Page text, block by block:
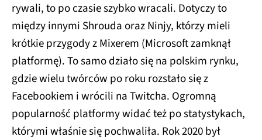
rywali, to po czasie szybko wracali. Dotyczy to
między innymi Shrouda oraz Ninjy, którzy mieli
krótkie przygody z Mixerem (Microsoft zamknął
platformę). To samo działo się na polskim rynku,
gdzie wielu twórców po roku rozstało się z
Facebookiem i wrócili na Twitcha. Ogromną
popularność platformy widać też po statystykach,
którymi właśnie się pochwaliła. Rok 2020 był